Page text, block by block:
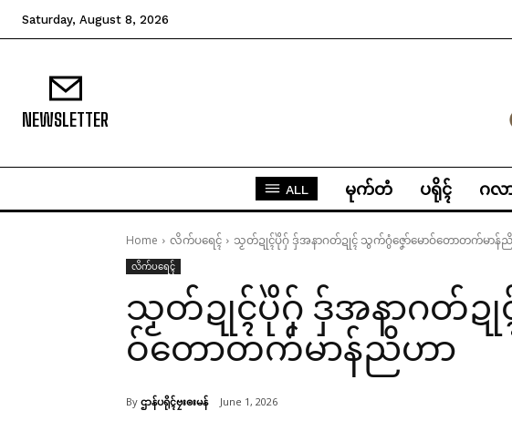
Saturday, August 8, 2026
NEWSLETTER
ALL မုက်တံ ပရိုၚ် ဂလ
Home လိက်ပရေၚ် သၟတ်ဍုၚ်ပိုဲဂှ် ဒှ်အနာဂတ်ဍုၚ် သွက်ဂွံဇၞော်မောဝ်တောတက်မာန်
လိက်ပရေၚ်
သၟတ်ဍုၚ်ပိုဲဂှ် ဒှ်အနာဂတ်ဍု
ဝ်တောတက်မာန်ညိဟာ
By ဌာန်ပရိုၚ်ဗၠးၜးမန် June 1, 2026